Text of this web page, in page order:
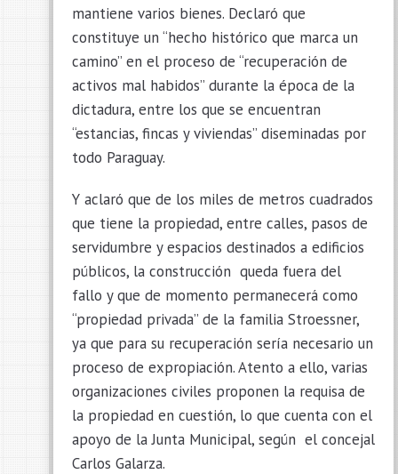
mantiene varios bienes. Declaró que
constituye un “hecho histórico que marca un
camino” en el proceso de “recuperación de
activos mal habidos” durante la época de la
dictadura, entre los que se encuentran
“estancias, fincas y viviendas” diseminadas por
todo Paraguay.
Y aclaró que de los miles de metros cuadrados
que tiene la propiedad, entre calles, pasos de
servidumbre y espacios destinados a edificios
públicos, la construcción queda fuera del
fallo y que de momento permanecerá como
“propiedad privada” de la familia Stroessner,
ya que para su recuperación sería necesario un
proceso de expropiación. Atento a ello, varias
organizaciones civiles proponen la requisa de
la propiedad en cuestión, lo que cuenta con el
apoyo de la Junta Municipal, según el concejal
Carlos Galarza.